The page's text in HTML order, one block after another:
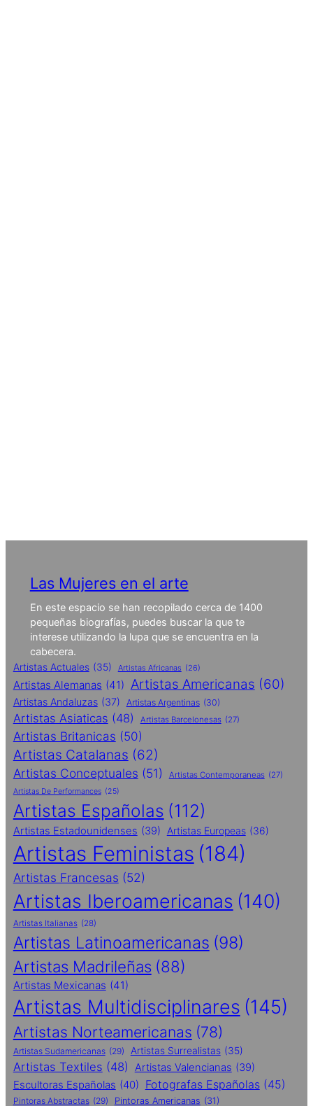
Las Mujeres en el arte
En este espacio se han recopilado cerca de 1400
pequeñas biografías, puedes buscar la que te
interese utilizando la lupa que se encuentra en la
cabecera.
Artistas Actuales (35) Artistas Africanas (26)
Artistas Alemanas (41) Artistas Americanas (60)
Artistas Andaluzas (37) Artistas Argentinas (30)
Artistas Asiaticas (48) Artistas Barcelonesas (27)
Artistas Britanicas (50)
Artistas Catalanas (62)
Artistas Conceptuales (51) Artistas Contemporaneas (27)
Artistas De Performances (25)
Artistas Españolas (112)
Artistas Estadounidenses (39) Artistas Europeas (36)
Artistas Feministas (184)
Artistas Francesas (52)
Artistas Iberoamericanas (140)
Artistas Italianas (28)
Artistas Latinoamericanas (98)
Artistas Madrileñas (88)
Artistas Mexicanas (41)
Artistas Multidisciplinares (145)
Artistas Norteamericanas (78)
Artistas Sudamericanas (29) Artistas Surrealistas (35)
Artistas Textiles (48) Artistas Valencianas (39)
Escultoras Españolas (40) Fotografas Españolas (45)
Pintoras Abstractas (29) Pintoras Americanas (31)